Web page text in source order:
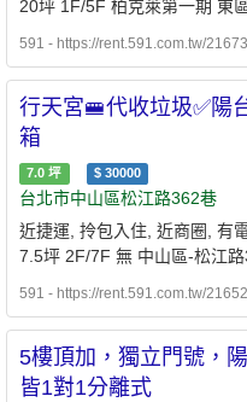
20坪 1F/5F 柏克萊第一期 東
591 - https://rent.591.com.tw/
行天宮🚝代收垃圾✅陽
箱
7.0 坪 $ 30000
台北市中山區松江路362巷
近捷運, 拎包入住, 近商圈, 有
7.5坪 2F/7F 無 中山區-松江
591 - https://rent.591.com.tw/
5樓頂加，獨立門號，
皆1對1分離式